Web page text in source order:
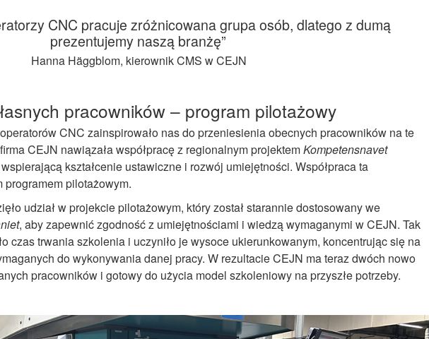
CNC pracuje zróżnicowana grupa osób, dlatego z dumą
prezentujemy naszą branżę”
Hanna Häggblom, kierownik CMS w CEJN
pracowników– program pilotażowy
CNC zainspirowało nas do przeniesienia obecnych pracowników na te
CEJN nawiązała współpracę z regionalnym projektemKompetensnavet
kształcenie ustawiczne i rozwój umiejętności. Współpraca ta
programem pilotażowym.
udział w projekcie pilotażowym, który został starannie dostosowany we
, aby zapewnić zgodność z umiejętnościami i wiedzą wymaganymi w CEJN. Tak
czas trwania szkolenia i uczyniło je wysoce ukierunkowanym, koncentrując się na
do wykonywania danej pracy. W rezultacie CEJN ma teraz dwóch nowo
pracowników i gotowy do użycia model szkoleniowy na przyszłe potrzeby.